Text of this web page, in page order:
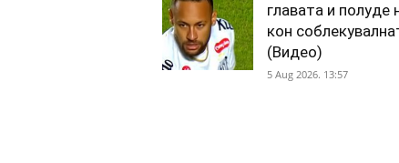
главата и полуде
кон
(Видео)
5 Aug 2026. 13:57